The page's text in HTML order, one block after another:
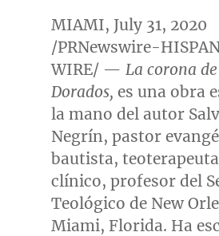
MIAMI, July 31, 2020
/PRNewswire-
WIRE/ — La corona
Dorados, es una obra
la mano del autor
Negrín, pastor
bautista,
clínico, profesor del
Teológico de New
Miami, Florida. Ha